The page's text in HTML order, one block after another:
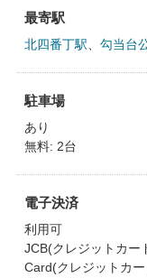
最寄駅
北四番丁駅 勾当台
駐車場
あり
無料: 2台
電子決済
利用可
JCB(クレジットカー
Card(クレジットカ